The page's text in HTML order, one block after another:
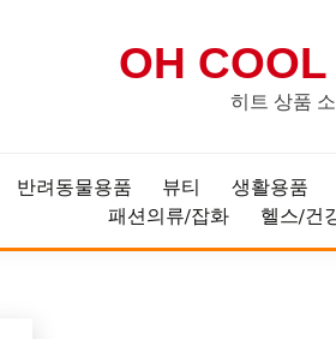
OH
히트 상품
반려동물용품 뷰티 생활용품
패션의류/잡화
헬스/건